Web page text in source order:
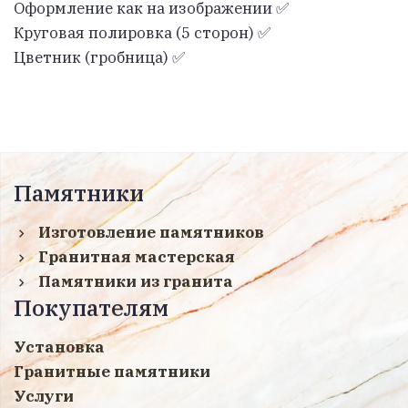
Оформление как на изображении ✅
Круговая полировка (5 сторон) ✅
Цветник (гробница) ✅
Памятники
Изготовление памятников
Гранитная мастерская
Памятники из гранита
Покупателям
Установка
Гранитные памятники
Услуги